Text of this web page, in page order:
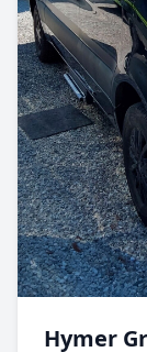
Hymer